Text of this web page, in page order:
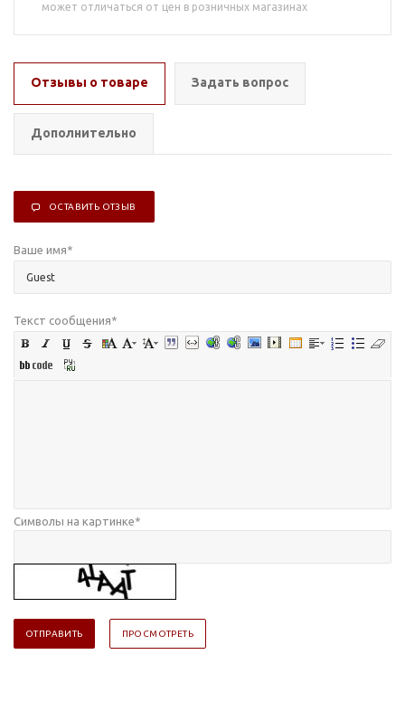
может отличаться от цен в розничных магазинах
Отзывы о товаре Задать вопрос
Дополнительно
ОСТАВИТЬ ОТЗЫВ
Ваше имя*
Текст сообщения*
Символы на картинке*